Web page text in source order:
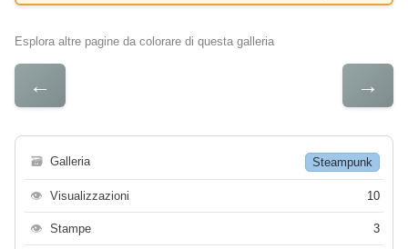
Esplora altre pagine da colorare di questa galleria
← →
🗃 Galleria Steampunk
👁 Visualizzazioni 10
👁 Stampe 3